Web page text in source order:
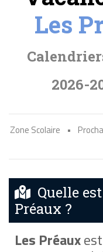
Les
2026-
Zone Scolaire •
Quelle
Préaux ?
Les Préaux